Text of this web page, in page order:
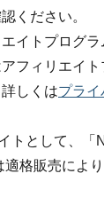
ください。
イトプログラ
フィリエイ
しくはプライ
トとして、「
格販売によ